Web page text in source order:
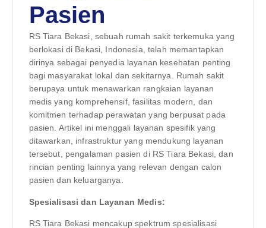
Pasien
RS Tiara Bekasi, sebuah rumah sakit terkemuka yang
berlokasi di Bekasi, Indonesia, telah memantapkan
dirinya sebagai penyedia layanan kesehatan penting
bagi masyarakat lokal dan sekitarnya. Rumah sakit
berupaya untuk menawarkan rangkaian layanan
medis yang komprehensif, fasilitas modern, dan
komitmen terhadap perawatan yang berpusat pada
pasien. Artikel ini menggali layanan spesifik yang
ditawarkan, infrastruktur yang mendukung layanan
tersebut, pengalaman pasien di RS Tiara Bekasi, dan
rincian penting lainnya yang relevan dengan calon
pasien dan keluarganya.
Spesialisasi dan Layanan Medis:
RS Tiara Bekasi mencakup spektrum spesialisasi